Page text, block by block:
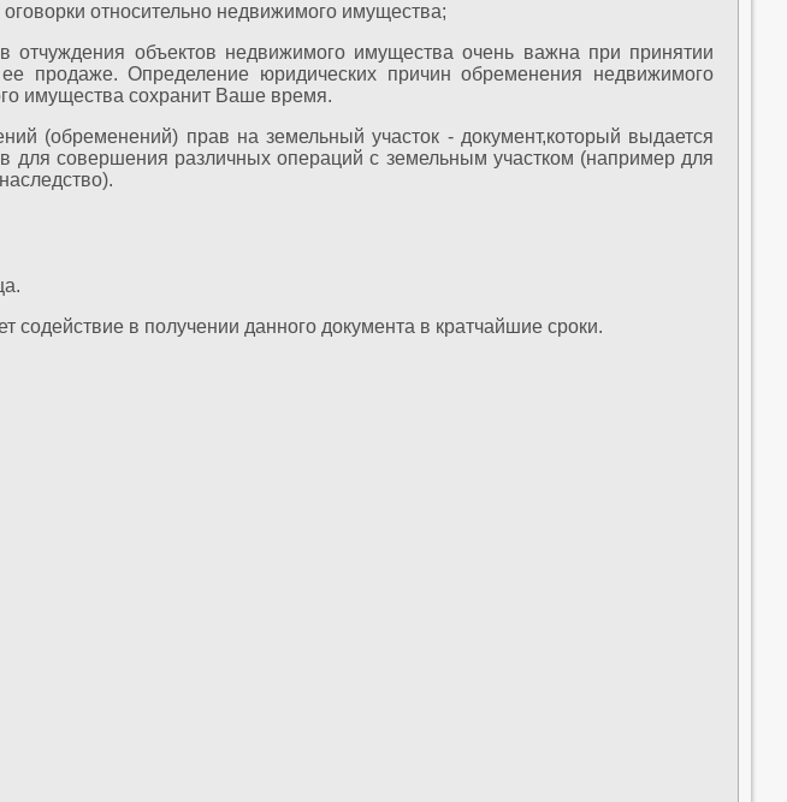
относительно недвижимого имущества;
отчуждения объектов недвижимого имущества очень важна при принятии
продаже. Определение юридических причин обременения недвижимого
имущества сохранит Ваше время.
(обременений) прав на земельный участок - документ,который выдается
для совершения различных операций с земельным участком (например для
содействие в получении данного документа в кратчайшие сроки.